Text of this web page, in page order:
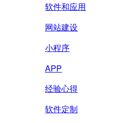
软件和应用
网站建设
小程序
APP
经验心得
软件定制